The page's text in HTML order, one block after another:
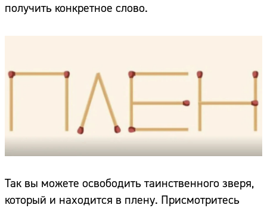
получить конкретное слово.
Так вы можете освободить таинственного зверя,
который и находится в плену. Присмотритесь